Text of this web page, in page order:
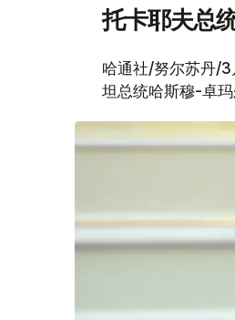
托卡耶夫总
哈通社/努尔苏丹/
坦总统哈斯穆-卓玛